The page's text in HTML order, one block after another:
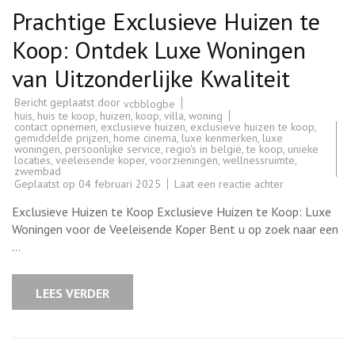
Prachtige Exclusieve Huizen te
Koop: Ontdek Luxe Woningen
van Uitzonderlijke Kwaliteit
Bericht geplaatst door vcbblogbe
huis, huis te koop, huizen, koop, villa, woning
contact opnemen, exclusieve huizen, exclusieve huizen te koop,
gemiddelde prijzen, home cinema, luxe kenmerken, luxe
woningen, persoonlijke service, regio's in belgië,te koop, unieke
locaties, veeleisende koper, voorzieningen, wellnessruimte,
zwembad
Geplaatst op 04 februari 2025 Laat een reactie achterop
Exclusieve
Huizen
te
Koop:
Exclusieve Huizen te Koop Exclusieve Huizen te Koop: Luxe
Woningen voor de Veeleisende Koper Bent u op zoek naar een
…
LEES VERDER